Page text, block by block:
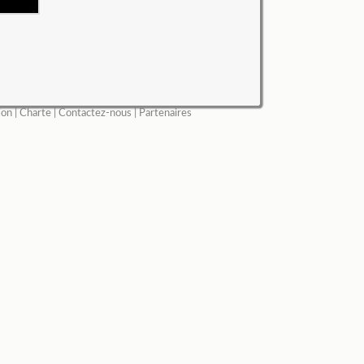
| Charte| Contactez-nous Partenaires